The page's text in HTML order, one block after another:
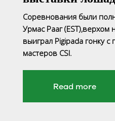
Соревнования были
Урмас Рааг
выиграл Pigipada гонку
мастеров CSI.
Read more